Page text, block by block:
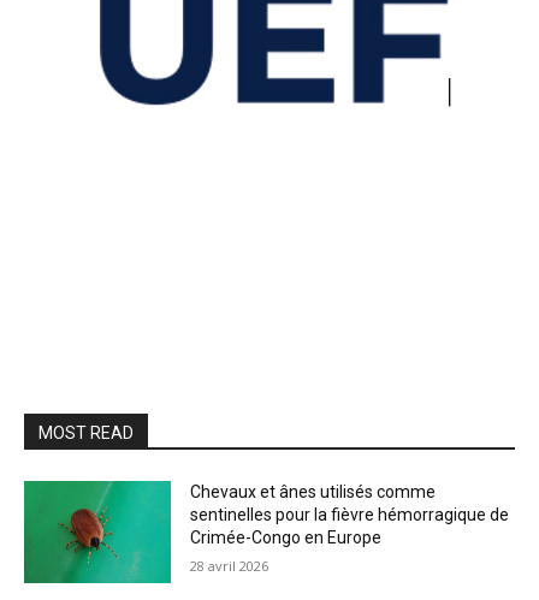
MOST READ
Chevaux et ânes utilisés comme
sentinelles pour la fièvre hémorragique de
Crimée-Congo en Europe
28 avril 2026